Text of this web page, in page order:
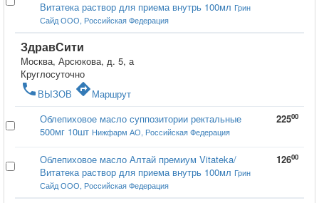
Витатека раствор для приема внутрь 100мл Грин
Сайд ООО, Российская Федерация
ЗдравСити
Москва, Арсюкова, д. 5, а
Круглосуточно
phone ВЫЗОВ directionsМаршрут
Облепиховое масло суппозитории ректальные
500мг 10шт Нижфарм АО, Российская Федерация
22500
Облепиховое масло Алтай премиум Vitateka/
Витатека раствор для приема внутрь 100мл Грин
Сайд ООО, Российская Федерация
12600